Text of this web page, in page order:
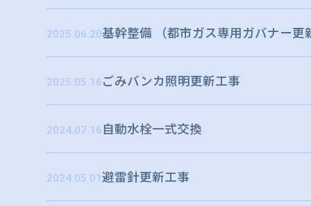
2025.06.20基幹整備 （都市ガス専用ガバナー更
2025.05.16ごみバンカ照明更新工事
2024.07.16 自動水栓一式交換
2024.05.01避雷針更新工事